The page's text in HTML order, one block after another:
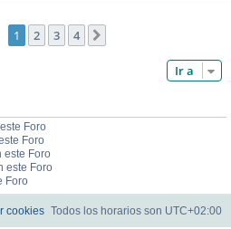
1 2 3 4
Ir a
Foro
Foro
este Foro
este Foro
Foro
Todos los horarios son UTC+02:00
cookies